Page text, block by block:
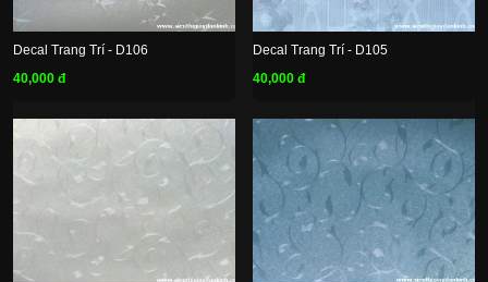
Decal Trang Trí - D106
40,000 đ
Decal Trang Trí - D105
40,000 đ